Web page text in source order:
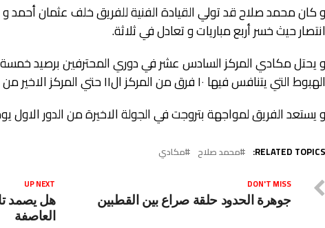
و كان محمد صلاح قد تولي القيادة الفنية للفريق خلف عثمان
انتصار حيث خسر أربع مباريات و تعادل في ثلاثة.
و يحتل مكادي المركز السادس عشر في دوري المحترفين برصيد
الهبوط التي يتنافس فيها ١٠ فرق من المركز ال١١ حتي المركز الاخير من اجل هبوط يتة أندية لدوري القسم الثاني ب.
و يستعد الفريق لمواجهة بتروجت في الجولة الاخيرة من الدور الاول
RELATED TOPICS: محمد صلاح مكادي
UP NEXT
هل يصمد
العاصفة
DON'T MISS
جوهرة الحدود حلقة صراع بين القطبين